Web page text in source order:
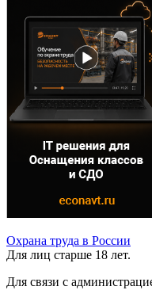
Охрана труда в России
Для лиц старше 18 лет.
Для связи с